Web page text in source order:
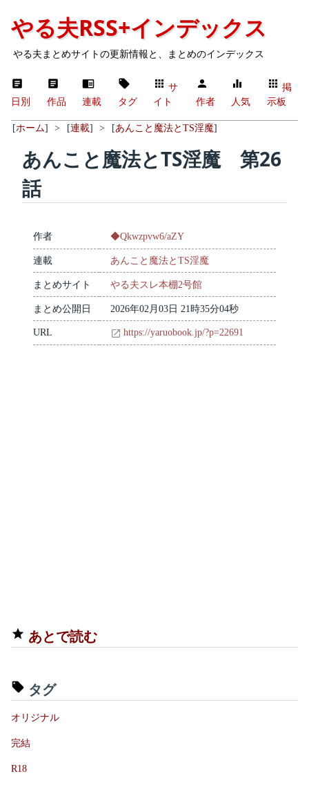
やる夫RSS+インデックス
やる夫まとめサイトの更新情報と、まとめのインデックス
日別 作品 連載 タグ
サ
イト
作者 人気
掲
示板
[ホーム] > [連載] > [あんこと魔法とTS淫魔]
あんこと魔法とTS淫魔 第26
話
作者 ◆Qkwzpvw6/aZY
連載 あんこと魔法とTS淫魔
まとめサイト やる夫スレ本棚2号館
まとめ公開日 2026年02月03日 21時35分04秒
URL https://yaruobook.jp/?p=22691
あとで読む
タグ
オリジナル
完結
R18